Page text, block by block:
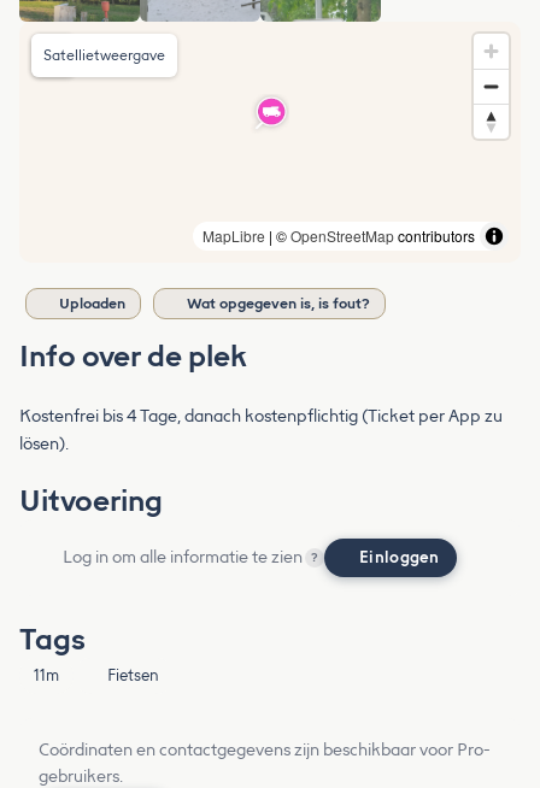
MapLibre | ©OpenStreetMapcontributors
Satellietweergave
Uploaden Wat opgegeven is, is fout?
Info over de plek
Kostenfrei bis 4 Tage, danach kostenpflichtig (Ticket per App zu
lösen).
Uitvoering
Log in om alle informatie te zien ? Einloggen
Tags
11m Fietsen
Coördinaten en contactgegevens zijn beschikbaar voor Pro-
gebruikers.